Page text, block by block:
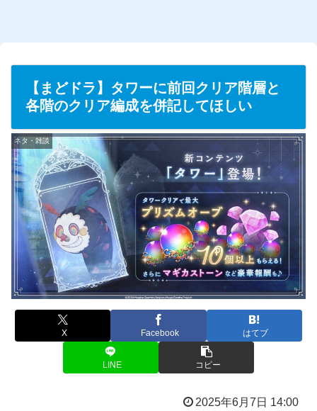
【まどドラ】タワーに前回クリア階層と
各階のクリア編成を併記してほしい
ネタ・雑談
X Facebook はてブ
LINE コピー
2025年6月7日 14:00